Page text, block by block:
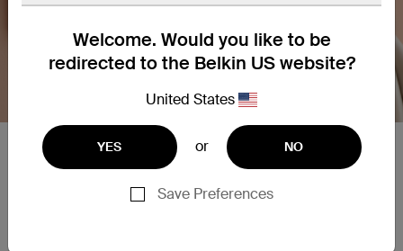
Welcome. Would you like to be
redirected to the Belkin US website?
United States
YES or NO
Save Preferences
Next
Sistema di chiusura ultra sicuro
Il Secure Holder con filo metallico per AirTag integra un